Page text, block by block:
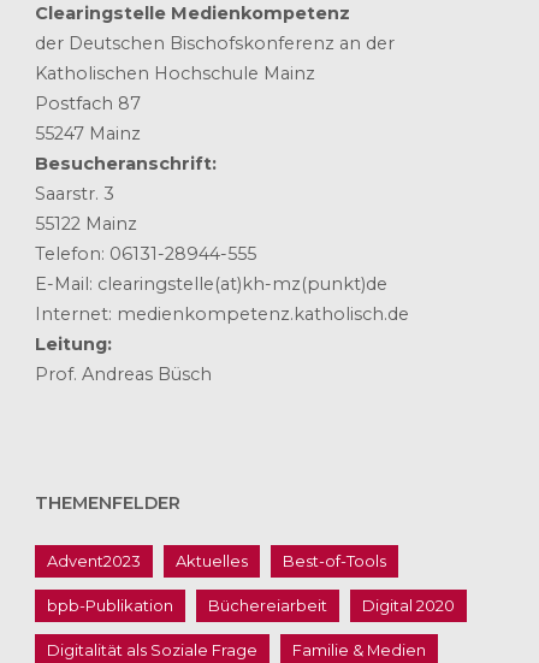
Clearingstelle Medienkompetenz
der Deutschen Bischofskonferenz an der
Katholischen Hochschule Mainz
Postfach 87
55247 Mainz
Besucheranschrift:
Saarstr. 3
55122 Mainz
Telefon: 06131-28944-555
E-Mail: clearingstelle(at)kh-mz(punkt)de
Internet: medienkompetenz.katholisch.de
Leitung:
Prof. Andreas Büsch
THEMENFELDER
Advent2023 Aktuelles Best-of-Tools
bpb-Publikation Büchereiarbeit Digital 2020
Digitalität als Soziale Frage Familie & Medien